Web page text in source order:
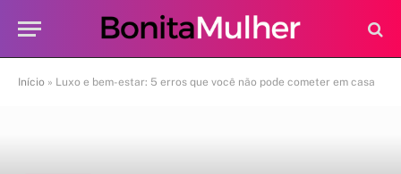
Início » Luxo e bem-estar: 5 erros que você não pode cometer em casa